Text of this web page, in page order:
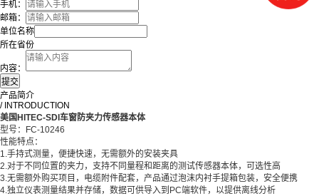
手机：
邮箱：
单位名称
所在省份
内容：
产品简介
/ INTRODUCTION
美国HITEC-SDI车窗防夹力传感器本体
型号：FC-10246
性能特点：
1.手持式测量，便捷快速，无需额外的安装夹具
2.对于不同位置的夹力，支持不同量程和距离的测试传感器本体，可选性高
3.无需额外购买项目，电缆附件配套，产品通过泡沫内衬手提箱包装，安全便携
4.独立仪表测量结果并存储，数据可供导入到PC端软件，以提供离线分析